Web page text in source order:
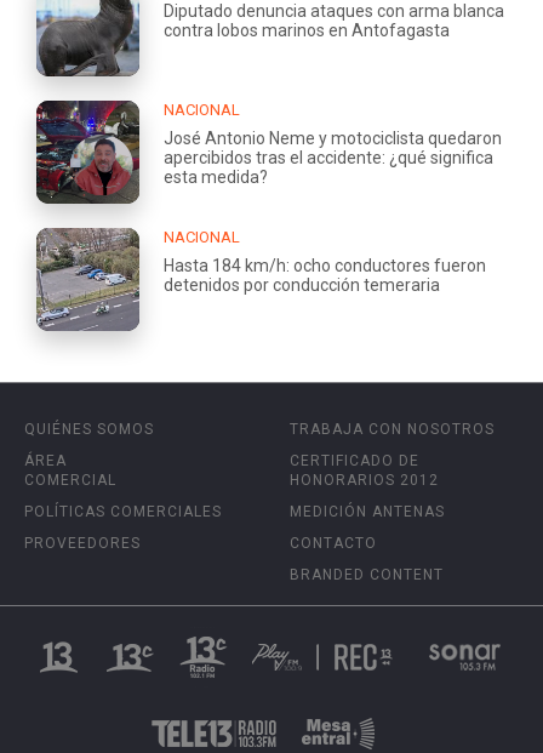
Diputado denuncia ataques con arma blanca
contra lobos marinos en Antofagasta
NACIONAL
José Antonio Neme y motociclista quedaron
apercibidos tras el accidente: ¿qué significa
esta medida?
NACIONAL
Hasta 184 km/h: ocho conductores fueron
detenidos por conducción temeraria
QUIÉNES SOMOS
ÁREA
COMERCIAL
POLÍTICAS COMERCIALES
PROVEEDORES
TRABAJA CON NOSOTROS
CERTIFICADO DE
HONORARIOS 2012
MEDICIÓN ANTENAS
CONTACTO
BRANDED CONTENT